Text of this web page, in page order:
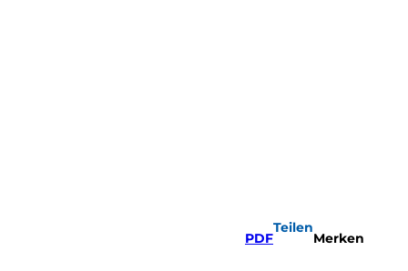
PDF
Teilen
Merken